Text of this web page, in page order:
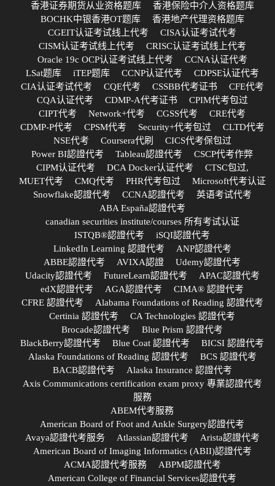
香港证券期货从业资格题库
香港保险中介人资格题库
BOCHK中银香港OT题库
香港地产代理资格题库
CGEIT认证考试线上代考
CISA认证考试代考
CISM认证考试线上代考
CRISC认证考试线上代考
Oracle 19c OCP认证考试线上代考
CCNA认证代考
LSat题库
iTEP题库 CCNP认证代考
CDPSE认证代考
CIA认证考试代考
CQE代考 CSSBB代考证书
CFE代考
CQA认证代考
CDMP-A代考证书
CPIM代考包过
CIPT代考
Network+代考 CGSS代考
CRE代考
CDMP-P代考
CPSM代考 Security+代考包过
CLTD代考
NSE代考
Coursera代刷
CICS代考保包过
Power BI認證代考
Tableau認證代考
CSCP代考作弊
CIPM认证代考
DCA Docker认证代考
CTSC包过,
MUET代考
CMQ代考 PHR代考包过
Microsoft代考认证
Snowflake認證代考
CCNA認證代考
英语考试代考
ABA España認證代考
canadian securities institute/courses 所有考试认证
ISTQB®認證代考
iSQI認證代考
LinkedIn Learning 認證代考
ANP認證代考
ABBE認證代考
AVIXA認證
Udemy認證代考
Udacity認證代考
FutureLearn認證代考
APAC認證代考
edX認證代考
AGA認證代考
CIMA® 認證代考
CFRE 認證代考
Alabama Foundations of Reading 認證代考
Certinia 認證代考
CA Technologies 認證代考
Brocade認證代考
Blue Prism 認證代考
BlackBerry認證代考
Blue Coat 認證代考
BICSI 認證代考
Alaska Foundations of Reading 認證代考
BCS 認證代考
BACB認證代考
Alaska Insurance 認證代考
Axis Communications certification exam proxy 專業認證代考
服務
ABEM代考服務
American Board of Foot and Ankle Surgery認證代考
Avaya認證代考服务
Atlassian認證代考
Arista認證代考
American Board of Imaging Informatics (ABII)認證代考
ACMA認證代考服務
ABPM認證代考
American College of Financial Services認證代考